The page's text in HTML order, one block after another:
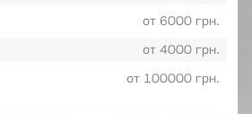
от 6000 грн.
от 4000 грн.
от 100000 грн.